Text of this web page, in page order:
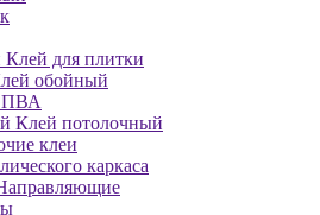
Клей для плитки
обойный
ПВА
Клей потолочный
клеи
каркаса